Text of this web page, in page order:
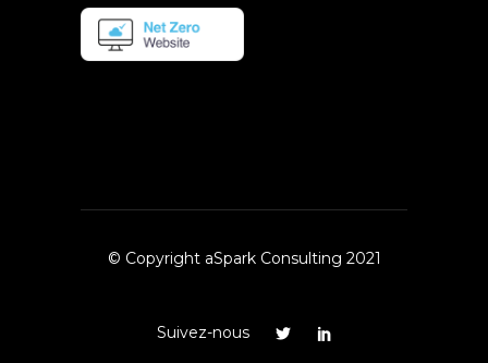
© Copyright aSpark Consulting 2021
Suivez-nous